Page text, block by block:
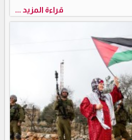
قراءة المزيد ...